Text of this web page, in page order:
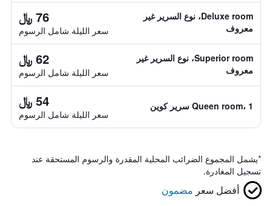
Deluxe room، نوع السرير غير
معروف
76 ﷼
سعر الليلة شامل الرسوم
Superior room، نوع السرير غير
معروف
62 ﷼
سعر الليلة شامل الرسوم
Queen room، 1 سرير كوين 54 ﷼
سعر الليلة شامل الرسوم
*يشمل المجموع الضرائب المحلية المقدرة والرسوم المستحقة عند
تسجيل المغادرة.
أفضل سعر مضمون